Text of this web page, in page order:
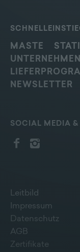
MASTE
UNTERNEHMEN
NEWSLETTER
SOCIAL MEDIA &
Leitbild
Impressum
Datenschutz
AGB
Zertifikate